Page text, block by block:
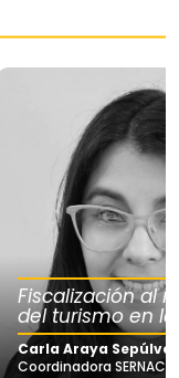
Fiscalización al
del turismo en
Carla Araya
Coordinadora SERNAC